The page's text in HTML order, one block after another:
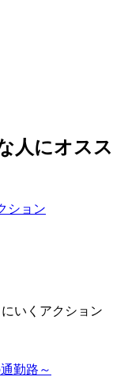
人にオスス
いくアクション